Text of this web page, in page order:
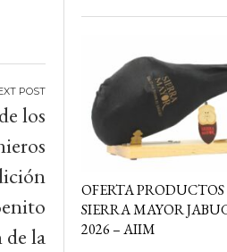
los
de la
OFERTA
SIERRA MAYOR
2026 – AIIM